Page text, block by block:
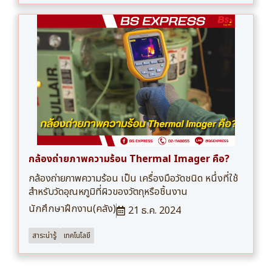
กล้องถ่ายภาพความร้อน Thermal Imager คือ?
กล้องถ่ายภาพความร้อน เป็น เครื่องมือวัดชนิด หนึ่งที่ใช้
สำหรับวัดอุณหภูมิที่ผิวของวัตถุหรือชิ้นงาน
นักศึกษาฝึกงาน(คลัง)
21 ธ.ค. 2024
สาระน่ารู้ เทคโนโลยี